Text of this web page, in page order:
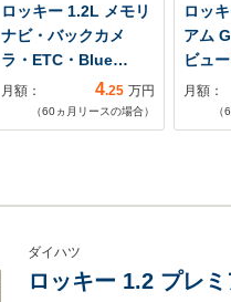
ロッキー 1.2L メモリ
ナビ・バックカメ
ラ・ETC・Blue…
月額： 4.25 万円
（60ヵ月リースの場合）
ロッ
アム
ビュ
月額：
（
ダイハツ
ロッキー 1.2 プレ